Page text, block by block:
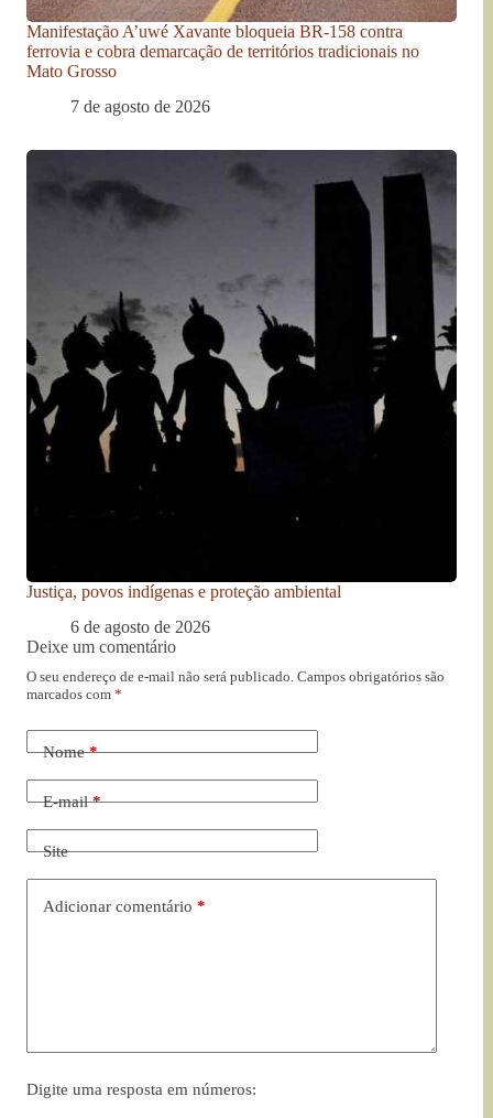
Manifestação A’uwé Xavante bloqueia BR-158 contra
ferrovia e cobra demarcação de territórios tradicionais no
Mato Grosso
7 de agosto de 2026
Justiça, povos indígenas e proteção ambiental
6 de agosto de 2026
Deixe um comentário
O seu endereço de e-mail não será publicado. Campos obrigatórios são
marcados com *
Nome*
E-mail*
Site
Adicionar comentário *
Digite uma resposta em números: